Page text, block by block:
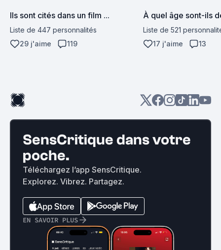
Ils sont cités dans un film ...
Liste de 447 personnalités
29 j'aime
119
À quel âge sont-ils
Liste de 521
17 j'aime
13
SensCritique dans votre
poche.
Téléchargez l’app SensCritique.
Explorez. Vibrez. Partagez.
EN SAVOIR PLUS